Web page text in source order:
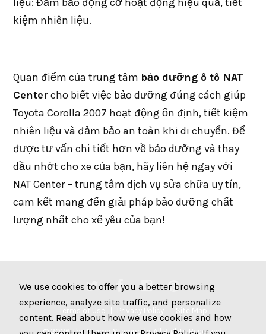
kiệm nhiên liệu.
Quan điểm của trung tâm bảo dưỡng ô tô NAT
Centercho biết việc bảo dưỡng đúng cách giúp
Toyota Corolla 2007 hoạt động ổn định, tiết kiệm
nhiên liệu và đảm bảo an toàn khi di chuyển. Để
được tư vấn chi tiết hơn về bảo dưỡng và thay
dầu nhớt cho xe của bạn, hãy liên hệ ngay với
NAT Center – trung tâm dịch vụ sửa chữa uy tín,
cam kết mang đến giải pháp bảo dưỡng chất
lượng nhất cho xế yêu của bạn!
Terms of Use
© 2026 The Stamp Stampede. All Rights Reserved.
We use cookies to offer you a better browsing
experience, analyze site traffic, and personalize
content. Read about how we use cookies and how